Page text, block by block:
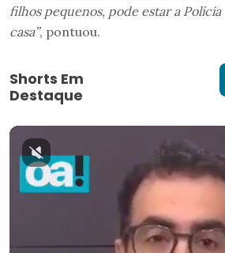
filhos pequenos, pode estar a
casa”, pontuou.
Shorts Em
Destaque